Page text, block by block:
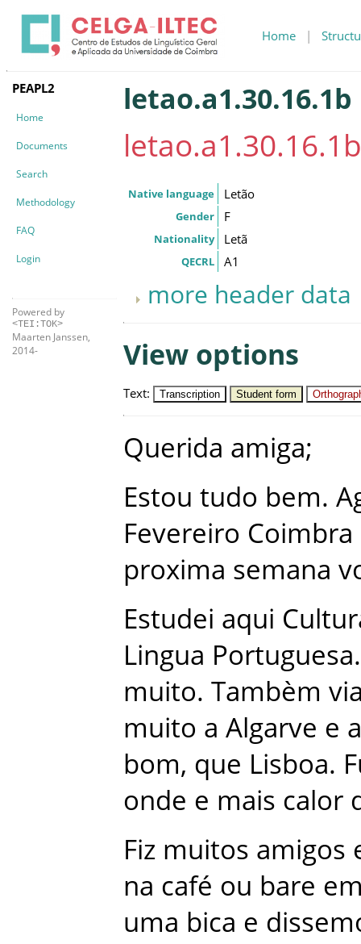
Home |
PEAPL2
Home
Documents
Search
Methodology
FAQ
Login
Powered by
<TEI:TOK>
Maarten Janssen,
2014-
letao.a1.30.16.1b
letao.a1.30.16.1b
Native language Letão
Gender F
Nationality Letã
QECRL A1
more header data
View options
Text: Transcription Student form
Querida amiga;
Estou tudo bem.
Fevereiro Coimbra
proxima semana
Estudei aqui
Lingua Portuguesa.
muito. Tambèm
muito a Algarve e a
bom, que Lisboa.
onde e mais calor
Fiz muitos amigos
na café ou bare
uma bica e